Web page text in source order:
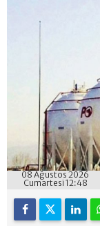
08 Ağustos 2026
Cumartesi 12:48